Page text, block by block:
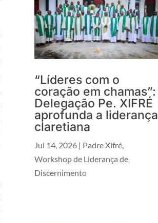
“Líderes com o
coração em chamas”:
Delegação Pe. XIFRÉ
aprofunda a liderança
claretiana
Jul 14, 2026 | Padre Xifré,
Workshop de Liderança de
Discernimento